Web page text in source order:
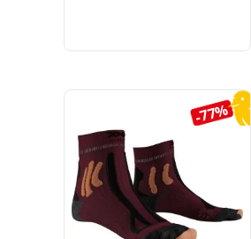
Produktgalerie überspringen
-77%